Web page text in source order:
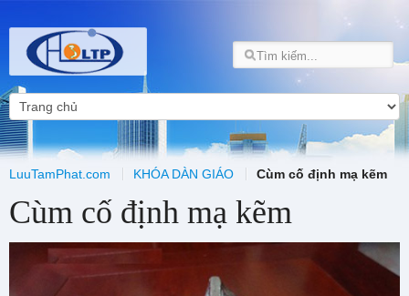
LuuTamPhat.com KHÓA DÀN GIÁO Cùm cố định mạ kẽm
Cùm cố định mạ kẽm